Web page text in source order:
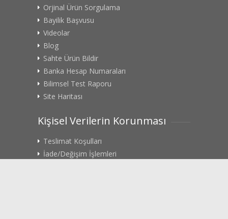
Orjinal Ürün Sorgulama
Bayilik Başvusu
Videolar
Blog
Sahte Ürün Bildir
Banka Hesap Numaraları
Bilimsel Test Raporu
Site Haritası
Kişisel Verilerin Korunması
Teslimat Koşulları
İade/Değişim İşlemleri